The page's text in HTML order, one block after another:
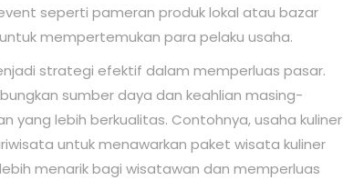
seperti pameran produk lokal atau bazar
mempertemukan para pelaku usaha.
strategi efektif dalam memperluas pasar.
sumber daya dan keahlian masing-
yang lebih berkualitas. Contohnya, usaha kuliner
untuk menawarkan paket wisata kuliner
menarik bagi wisatawan dan memperluas